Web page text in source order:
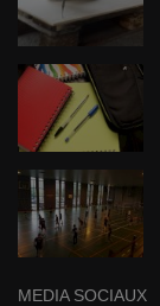
MEDIA SOCIAUX